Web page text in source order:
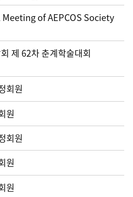
of AEPCOS Society
제 62차 춘계학술대회
회원
원
회원
원
원